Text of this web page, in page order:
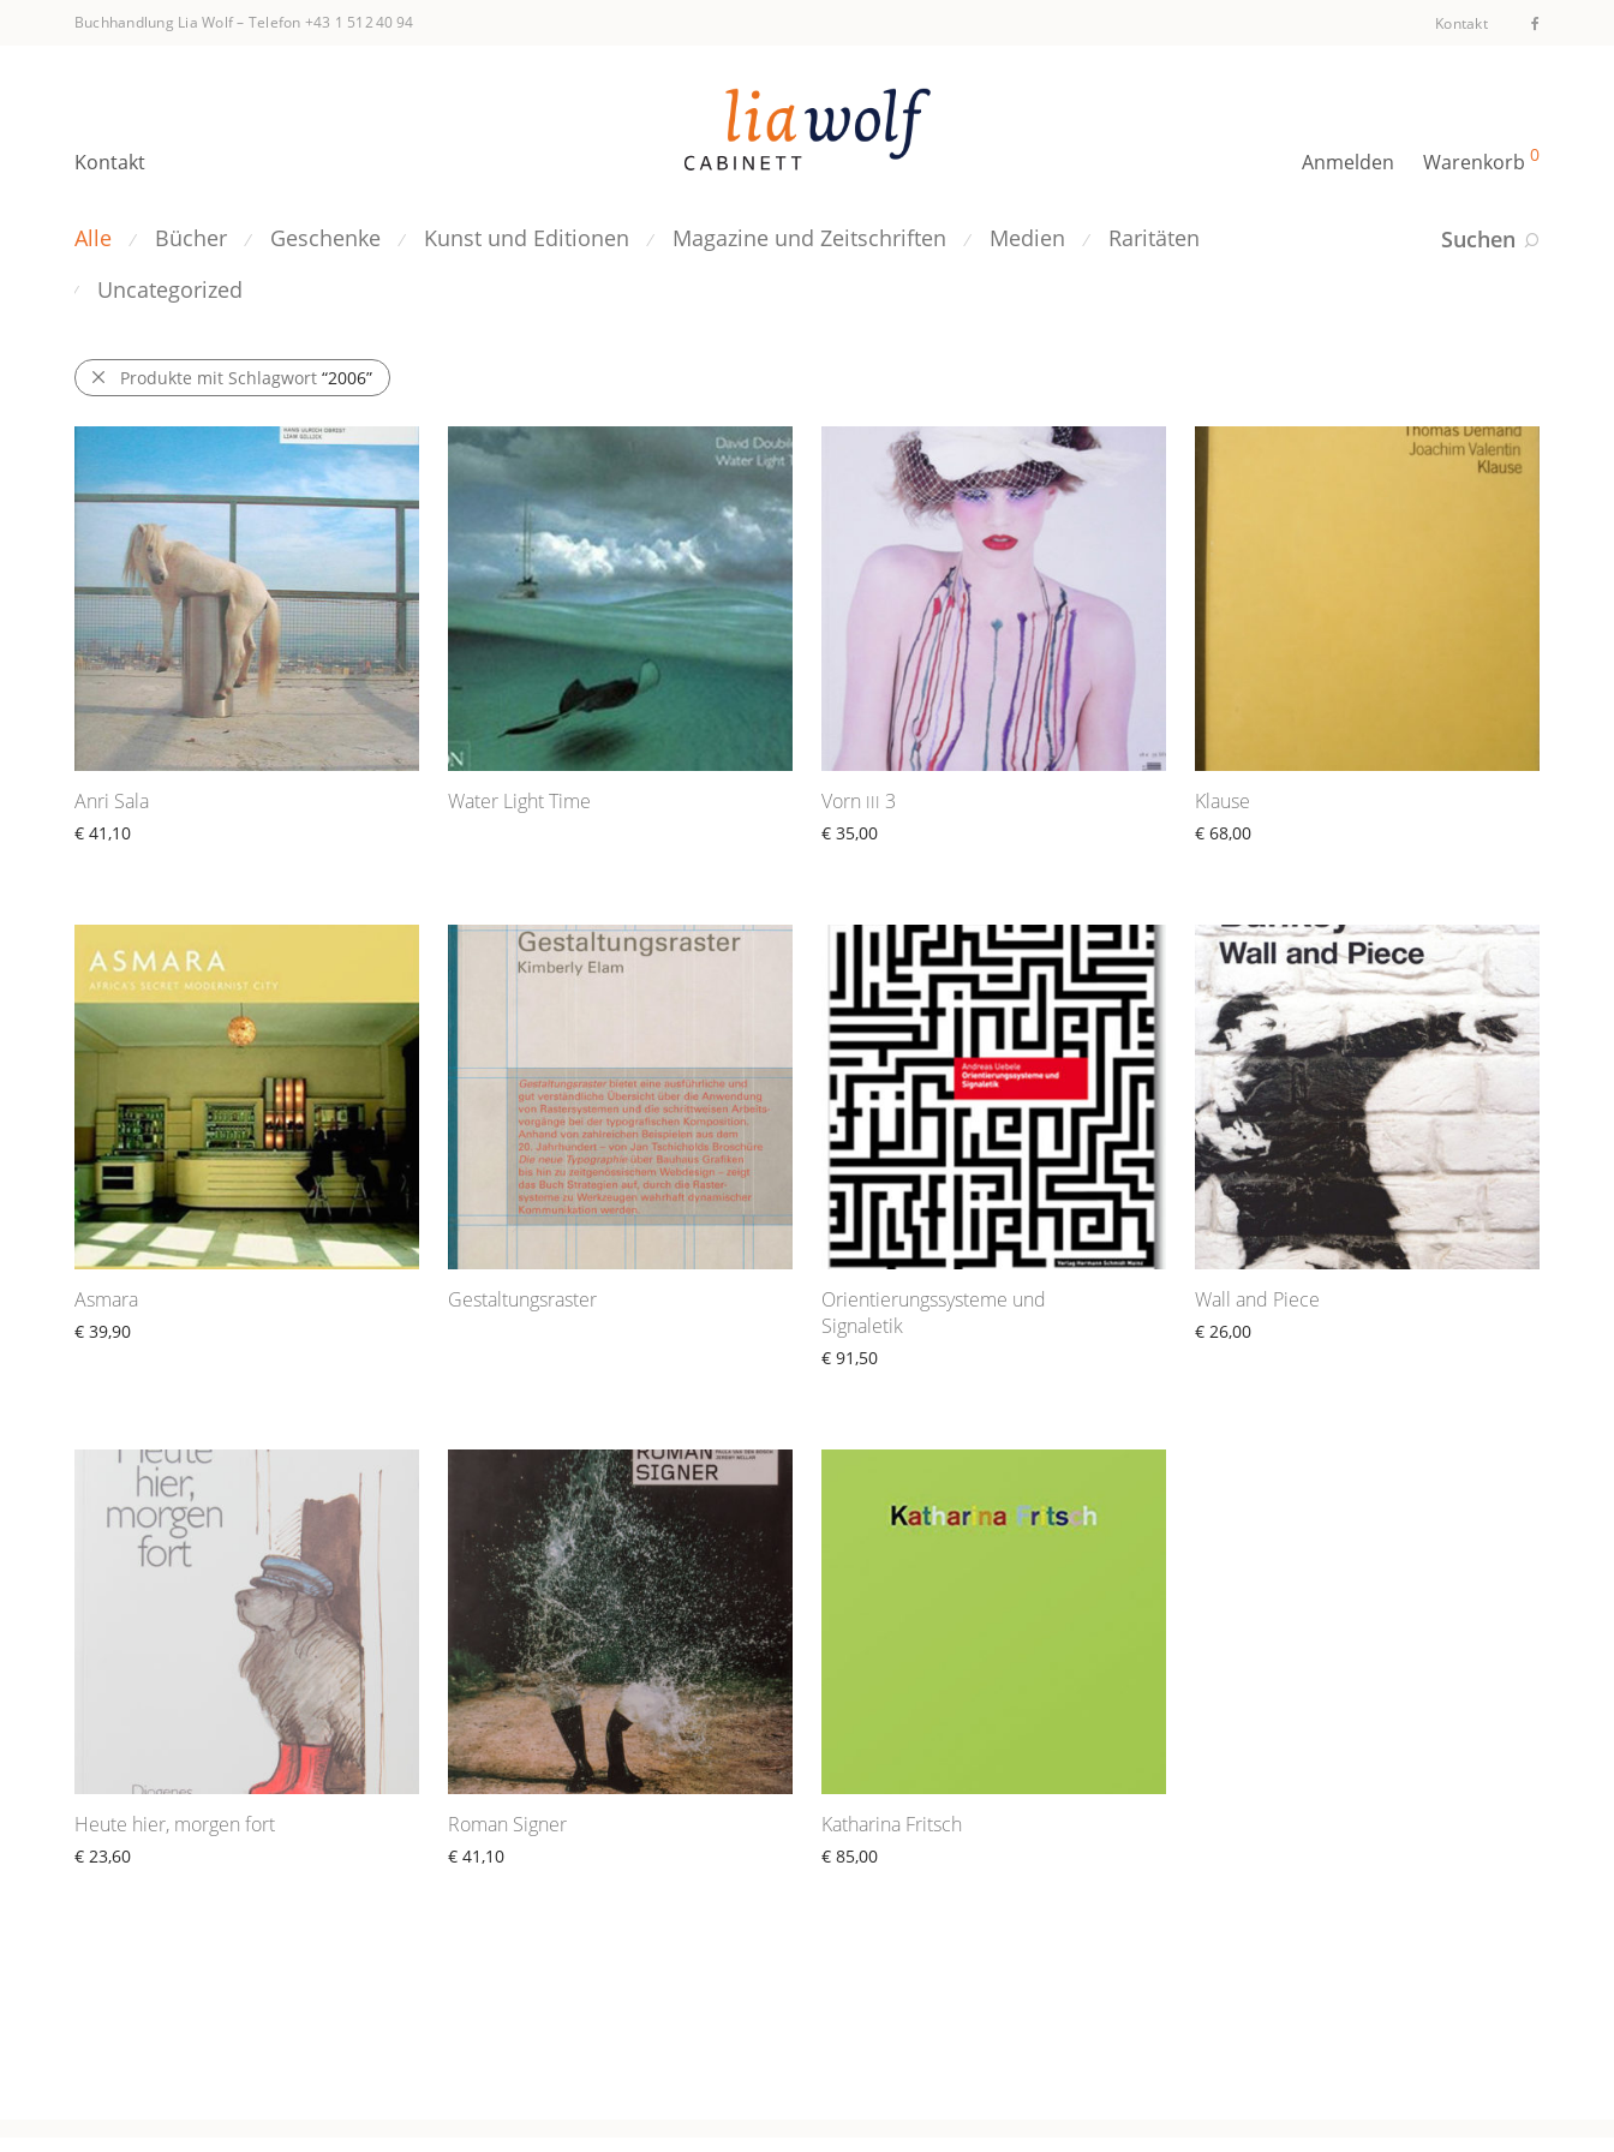
Buchhandlung Lia Wolf– Telefon +43 1 512 40 94 Kontakt
Kontakt Anmelden Warenkorb 0
Suchen
Alle ⁄ Bücher ⁄ Geschenke ⁄ Kunst und Editionen ⁄ Magazine und Zeitschriften ⁄ Medien ⁄ Raritäten
⁄ Uncategorized
Produkte mit Schlagwort “2006”
Anri Sala
€ 41,10
Water Light Time Vorn III 3
€ 35,00
Klause
€ 68,00
Asmara
€ 39,90
Gestaltungsraster
Orientierungssysteme und
Signaletik
€ 91,50
Wall and Piece
€ 26,00
Heute hier, morgen fort
€ 23,60
Roman Signer
€ 41,10
Katharina Fritsch
€ 85,00